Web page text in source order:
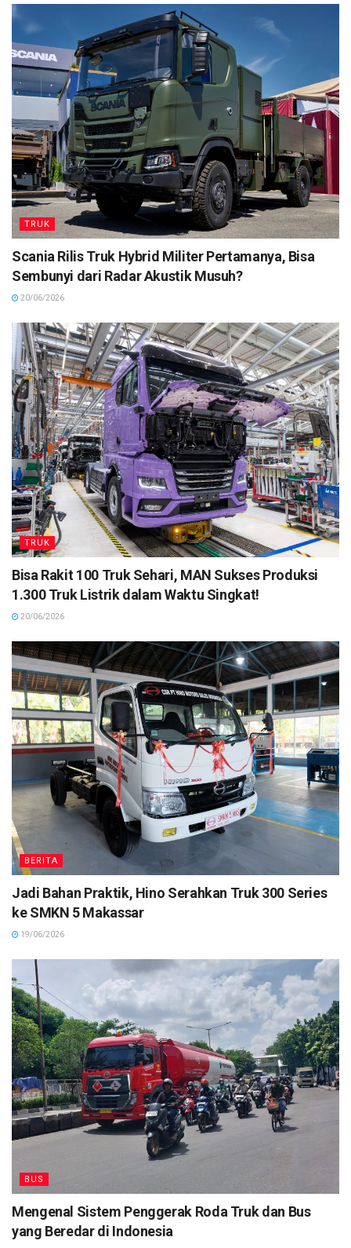
TRUK
Scania Rilis Truk Hybrid Militer Pertamanya, Bisa
Sembunyi dari Radar Akustik Musuh?
20/06/2026
TRUK
Bisa Rakit 100 Truk Sehari, MAN Sukses Produksi
1.300 Truk Listrik dalam Waktu Singkat!
20/06/2026
BERITA
Jadi Bahan Praktik, Hino Serahkan Truk 300 Series
ke SMKN 5 Makassar
19/06/2026
BUS
Mengenal Sistem Penggerak Roda Truk dan Bus
yang Beredar di Indonesia